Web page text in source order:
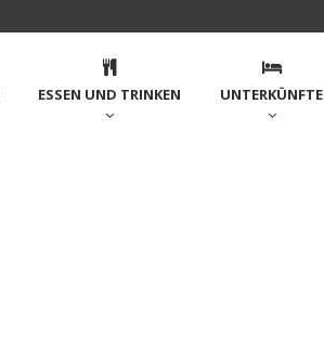
ESSEN UND TRINKEN UNTERKÜNFTE